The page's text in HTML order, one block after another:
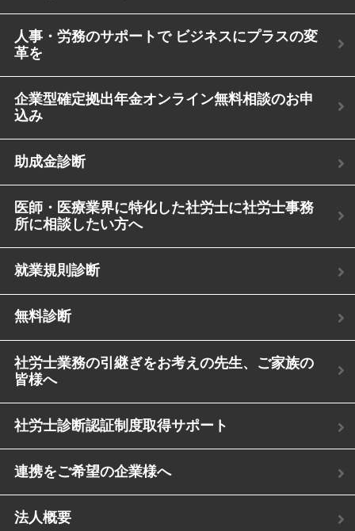
人事・労務のサポートで ビジネスにプラスの変
革を
企業型確定拠出年金オンライン無料相談のお申
込み
助成金診断
医師・医療業界に特化した社労士に社労士事務
所に相談したい方へ
就業規則診断
無料診断
社労士業務の引継ぎをお考えの先生、ご家族の
皆様へ
社労士診断認証制度取得サポート
連携をご希望の企業様へ
法人概要